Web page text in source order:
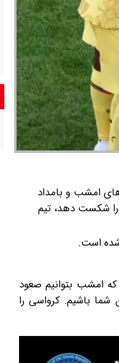
امشب و بامداد
را شکست دهد، تیم
است.
امشب بتوانیم صعود
شما باشیم. کرواسی را